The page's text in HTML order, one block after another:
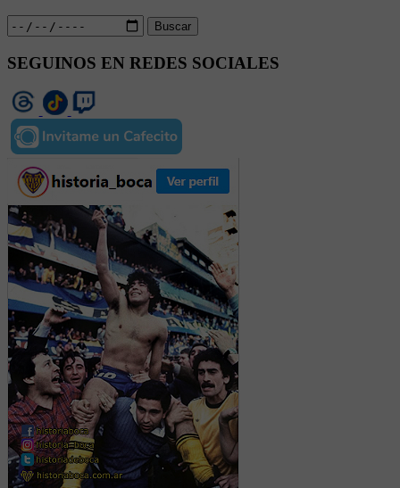
Buscar
SEGUINOS EN REDES SOCIALES